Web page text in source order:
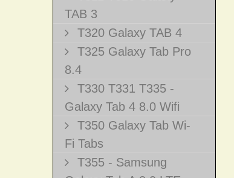
TAB 3
T320 Galaxy TAB 4
T325 Galaxy Tab Pro
8.4
T330 T331 T335 -
Galaxy Tab 4 8.0 Wifi
T350 Galaxy Tab Wi-
Fi Tabs
T355 - Samsung